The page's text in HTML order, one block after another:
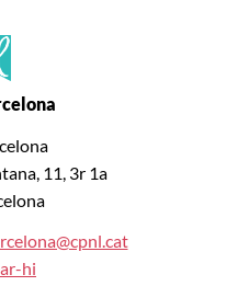
11, 3r 1a
hi